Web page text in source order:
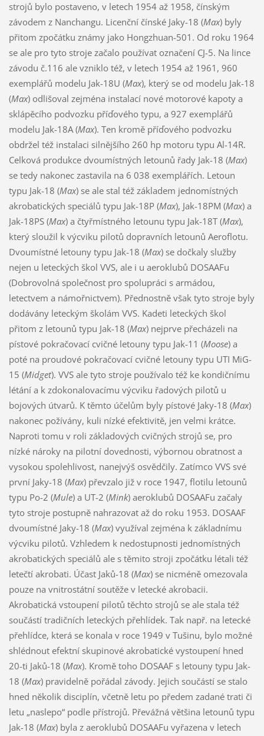
strojů bylo postaveno, v letech 1954 až 1958, čínským
závodem z Nanchangu. Licenční čínské Jaky-18 (Max) byly
přitom zpočátku známy jako Hongzhuan-501. Od roku 1964
se ale pro tyto stroje začalo používat označení CJ-5. Na lince
závodu č.116 ale vzniklo též, v letech 1954 až 1961, 960
exemplářů modelu Jak-18U (Max), který se od modelu Jak-18
(Max) odlišoval zejména instalací nové motorové kapoty a
sklápěcího podvozku příďového typu, a 927 exemplářů
modelu Jak-18A (Max). Ten kromě příďového podvozku
obdržel též instalaci silnějšího 260 hp motoru typu Al-14R.
Celková produkce dvoumístných letounů řady Jak-18 (Max)
se tedy nakonec zastavila na 6 038 exemplářích. Letoun
typu Jak-18 (Max) se ale stal též základem jednomístných
akrobatických speciálů typu Jak-18P (Max), Jak-18PM (Max) a
Jak-18PS (Max) a čtyřmístného letounu typu Jak-18T (Max),
který sloužil k výcviku pilotů dopravních letounů Aeroflotu.
Dvoumístné letouny typu Jak-18 (Max) se dočkaly služby
nejen u leteckých škol VVS, ale i u aeroklubů DOSAAFu
(Dobrovolná společnost pro spolupráci s armádou,
letectvem a námořnictvem). Přednostně však tyto stroje byly
dodávány leteckým školám VVS. Kadeti leteckých škol
přitom z letounů typu Jak-18 (Max) nejprve přecházeli na
pístové pokračovací cvičné letouny typu Jak-11 (Moose) a
poté na proudové pokračovací cvičné letouny typu UTI MiG-
15 (Midget). VVS ale tyto stroje používalo též ke kondičnímu
létání a k zdokonalovacímu výcviku řadových pilotů u
bojových útvarů. K těmto účelům byly pístové Jaky-18 (Max)
nakonec požívány, kuli nízké efektivitě, jen velmi krátce.
Naproti tomu v roli základových cvičných strojů se, pro
nízké nároky na pilotní dovednosti, výbornou obratnost a
vysokou spolehlivost, nanejvýš osvědčily. Zatímco VVS své
první Jaky-18 (Max) převzalo již v roce 1947, flotilu letounů
typu Po-2 (Mule) a UT-2 (Mink) aeroklubů DOSAAFu začaly
tyto stroje postupně nahrazovat až do roku 1953. DOSAAF
dvoumístné Jaky-18 (Max) využíval zejména k základnímu
výcviku pilotů. Vzhledem k nedostupnosti jednomístných
akrobatických speciálů ale s těmito stroji zpočátku létali též
letečtí akrobati. Účast Jaků-18 (Max) se nicméně omezovala
pouze na vnitrostátní soutěže v letecké akrobacii.
Akrobatická vstoupení pilotů těchto strojů se ale stala též
součástí tradičních leteckých přehlídek. Tak např. na letecké
přehlídce, která se konala v roce 1949 v Tušinu, bylo možné
shlédnout efektní skupinové akrobatické vystoupení hned
20-ti Jaků-18 (Max). Kromě toho DOSAAF s letouny typu Jak-
18 (Max) pravidelně pořádal závody. Jejich součástí se stalo
hned několik disciplín, včetně letu po předem zadané trati či
letu „naslepo“ podle přístrojů. Převážná většina letounů typu
Jak-18 (Max) byla z aeroklubů DOSAAFu vyřazena v letech